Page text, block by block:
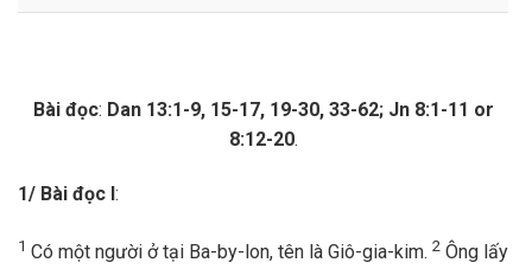
Bài đọc: Dan 13:1-9, 15-17, 19-30, 33-62; Jn 8:1-11 or
8:12-20.
1/ Bài đọc I :
1 Có một người ở tại Ba-by-lon, tên là Giô-gia-kim. 2 Ông lấy